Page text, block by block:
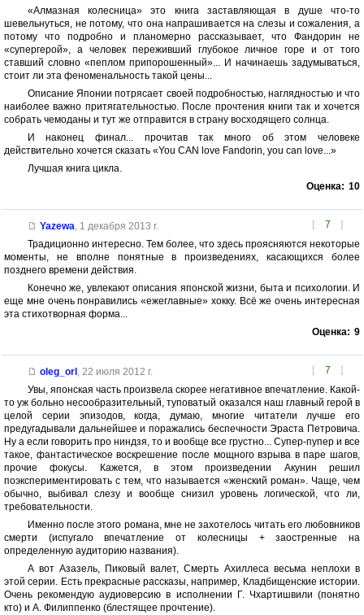
«Алмазная колесница» это книга заставляющая в душе что-то
шевельнуться, не потому, что она напрашивается на слезы и сожаления, а
потому что подробно и планомерно рассказывает, что Фандорин не
«супергерой», а человек переживший глубокое личное горе и от того
ставший словно «пеплом припорошенный»... И начинаешь задумываться,
стоит ли эта феноменальность такой цены...
Описание Японии потрясает своей подробностью, наглядностью и что
наиболее важно притягательностью. После прочтения книги так и хочется
собрать чемоданы и тут же отправится в страну восходящего солнца.
И наконец финал... прочитав так много об этом человеке
действительно хочется сказать «You CAN love Fandorin, you can love...»
Лучшая книга цикла.
Оценка: 10
[ 7 ]
Yazewa, 1 декабря 2013 г.
Традиционно интересно. Тем более, что здесь проясняются некоторые
моменты, не вполне понятные в произведениях, касающихся более
позднего времени действия.
Конечно же, увлекают описания японской жизни, быта и психологии. И
еще мне очень понравились «ежеглавные» хокку. Всё же очень интересная
эта стихотворная форма...
Оценка: 9
[ 7 ]
oleg_orl , 22 июля 2012 г.
Увы, японская часть произвела скорее негативное впечатление. Какой-
то уж больно несообразительный, туповатый оказался наш главный герой в
целой серии эпизодов, когда, думаю, многие читатели лучше его
предугадывали дальнейшее и поражались беспечности Эраста Петровича.
Ну а если говорить про ниндзя, то и вообще все грустно... Супер-пупер и все
такое, фантастическое воскрешение после мощного взрыва в паре шагов,
прочие фокусы. Кажется, в этом произведении Акунин решил
поэкспериментировать с тем, что называется «женский роман». Чаще, чем
обычно, выбивал слезу и вообще снизил уровень логической, что ли,
требовательности.
Именно после этого романа, мне не захотелось читать его любовников
смерти (испугало впечатление от колесницы + заостренные на
определенную аудиторию названия).
А вот Азазель, Пиковый валет, Смерть Ахиллеса весьма неплохи в
этой серии. Есть прекрасные рассказы, например, Кладбищенские истории.
Очень рекомендую аудиоверсию в исполнении Г. Чхартишвили (понятно
кто) и А. Филиппенко (блестящее прочтение).